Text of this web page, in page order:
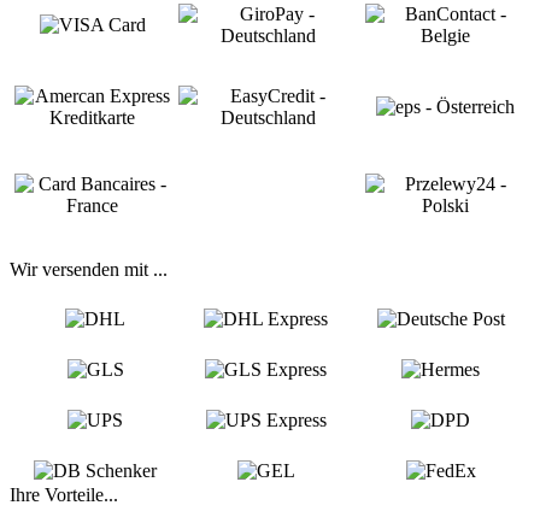
Wir versenden mit ...
Ihre Vorteile...